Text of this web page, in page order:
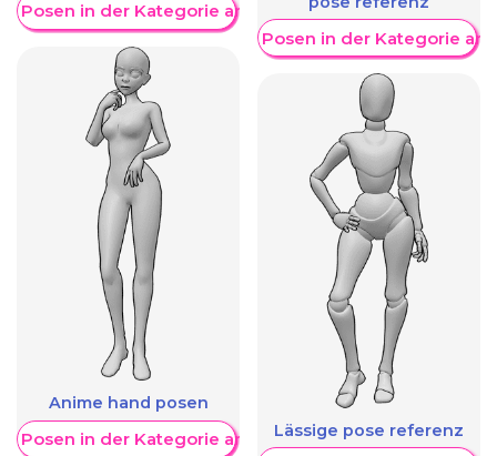
Posen in der Kategorie anzeigen
Anime hand posen
Posen in der Kategorie anzeigen
Weitere Posen in der Kategorie
Lässige pose referenz